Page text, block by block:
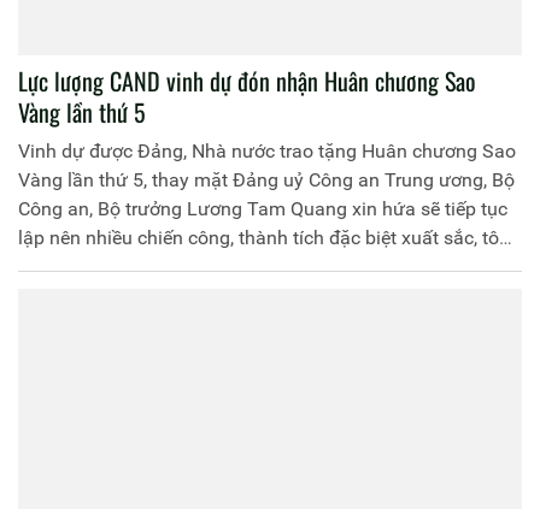
Lực lượng CAND vinh dự đón nhận Huân chương Sao
Vàng lần thứ 5
Vinh dự được Đảng, Nhà nước trao tặng Huân chương Sao
Vàng lần thứ 5, thay mặt Đảng uỷ Công an Trung ương, Bộ
Công an, Bộ trưởng Lương Tam Quang xin hứa sẽ tiếp tục
lập nên nhiều chiến công, thành tích đặc biệt xuất sắc, tô
thắm thêm lá cờ truyền thống của CAND Việt Nam Anh